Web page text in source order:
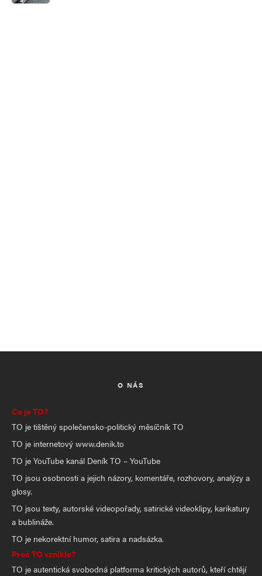
O NÁS
Co je TO?
TO je tištěný společensko-politický měsíčník TO
TO je internetový www.denik.to
TO je YouTube kanál Deník TO – YouTube
TO jsou osobnosti a jejich názory, komentáře, rozhovory, analýzy a
glosy.
TO jsou texty, autorské videopořady, satirické videoklipy, karikatury
a bublináže.
TO je nekorektní humor, satira a nadsázka.
Proč TO vzniklo?
TO je autentická svobodná platforma kritických autorů, kteří chtějí